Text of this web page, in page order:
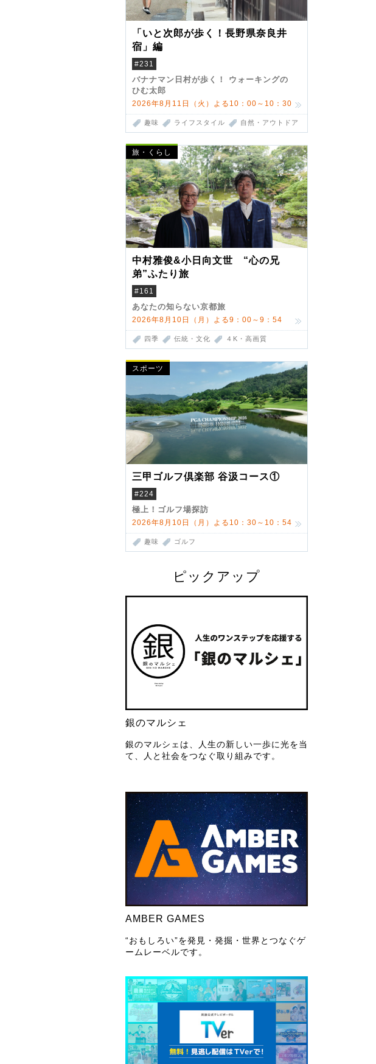
「いと次郎が歩く！長野県奈良井
宿」編
#231
バナナマン日村が歩く！ ウォーキングの
ひむ太郎
2026年8月11日（火）よる10：00～10：30
趣味 ライフスタイル 自然・アウトドア
旅・くらし
中村雅俊&小日向文世 “心の兄
弟”ふたり旅
#161
あなたの知らない京都旅
2026年8月10日（月）よる9：00～9：54
四季 伝統・文化 ４K・高画質
スポーツ
三甲ゴルフ倶楽部 谷汲コース①
#224
極上！ゴルフ場探訪
2026年8月10日（月）よる10：30～10：54
趣味 ゴルフ
ピックアップ
銀のマルシェ
銀のマルシェは、人生の新しい一歩に光を当
て、人と社会をつなぐ取り組みです。
AMBER GAMES
“おもしろい”を発見・発掘・世界とつなぐゲ
ームレーベルです。